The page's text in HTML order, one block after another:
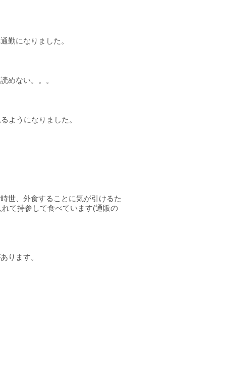
勤になりました。
めない。。。
ようになりました。
世、外食することに気が引けるた
て持参して食べています(通販の
ります。